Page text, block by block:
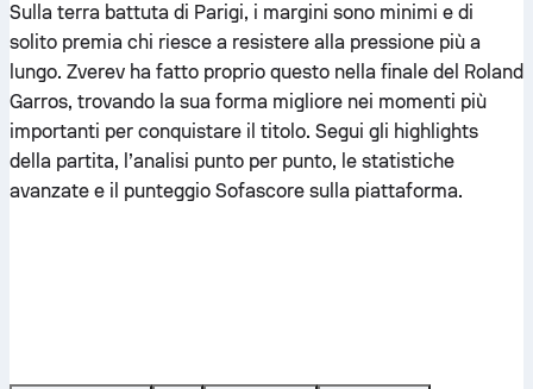
Sulla terra battuta di Parigi, i margini sono minimi e di
solito premia chi riesce a resistere alla pressione più a
lungo. Zverev ha fatto proprio questo nella finale del Roland
Garros, trovando la sua forma migliore nei momenti più
importanti per conquistare il titolo. Segui gli highlights
della partita, l’analisi punto per punto, le statistiche
avanzate e il punteggio Sofascore sulla piattaforma.